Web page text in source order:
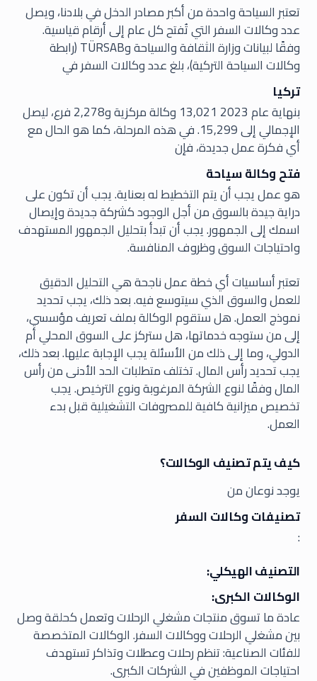
تعتبر السياحة واحدة من أكبر مصادر الدخل في بلادنا، ويصل
عدد وكالات السفر التي تُفتح كل عام إلى أرقام قياسية.
وفقًا لبيانات وزارة الثقافة والسياحة وTÜRSAB (رابطة
وكالات السياحة التركية)، بلغ عدد وكالات السفر في
تركيا
بنهاية عام 2023 13,021 وكالة مركزية و2,278 فرع، ليصل
الإجمالي إلى 15,299. في هذه المرحلة، كما هو الحال مع
أي فكرة عمل جديدة، فإن
فتح وكالة سياحة
هو عمل يجب أن يتم التخطيط له بعناية. يجب أن تكون على
دراية جيدة بالسوق من أجل الوجود كشركة جديدة وإيصال
اسمك إلى الجمهور. يجب أن تبدأ بتحليل الجمهور المستهدف
واحتياجات السوق وظروف المنافسة.
تعتبر أساسيات أي خطة عمل ناجحة هي التحليل الدقيق
للعمل والسوق الذي سيتوسع فيه. بعد ذلك، يجب تحديد
نموذج العمل. هل ستقوم الوكالة بملف تعريف مؤسسي،
إلى من ستوجه خدماتها، هل ستركز على السوق المحلي أم
الدولي، وما إلى ذلك من الأسئلة يجب الإجابة عليها. بعد ذلك،
يجب تحديد رأس المال. تختلف متطلبات الحد الأدنى من رأس
المال وفقًا لنوع الشركة المرغوبة ونوع الترخيص. يجب
تخصيص ميزانية كافية للمصروفات التشغيلية قبل بدء
العمل.
كيف يتم تصنيف الوكالات؟
يوجد نوعان من
تصنيفات وكالات السفر
:
التصنيف الهيكلي:
الوكالات الكبرى:
عادة ما تسوق منتجات مشغلي الرحلات وتعمل كحلقة وصل
بين مشغلي الرحلات ووكالات السفر. الوكالات المتخصصة
للفئات الصناعية: تنظم رحلات وعطلات وتذاكر تستهدف
احتياجات الموظفين في الشركات الكبرى.